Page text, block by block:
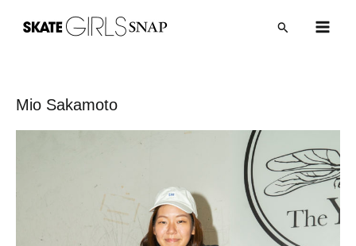
検
Main
Mio Sakamoto
navigation